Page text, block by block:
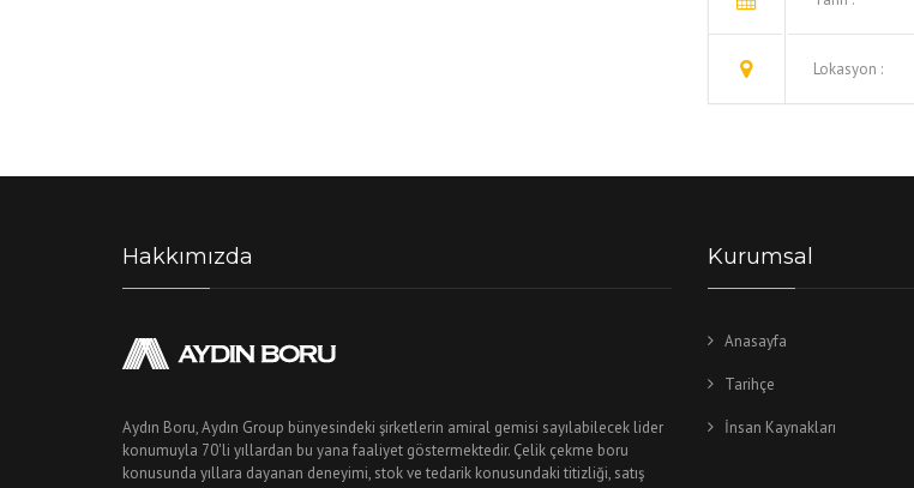
Lokasyon :
Hakkımızda
Aydın Boru, Aydın Group bünyesindeki şirketlerin amiral gemisi sayılabilecek lider
konumuyla 70'li yıllardan bu yana faaliyet göstermektedir. Çelik çekme boru
konusunda yıllara dayanan deneyimi, stok ve tedarik konusundaki titizliği, satış
Kurumsal
Anasayfa
Tarihçe
İnsan Kaynakları